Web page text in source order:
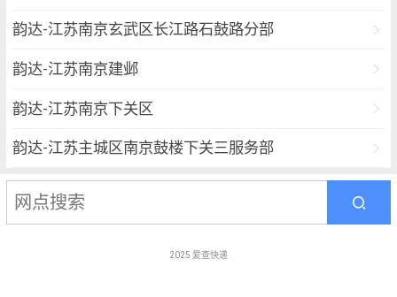
韵达-江苏南京玄武区长江路石鼓路分部
韵达-江苏南京建邺
韵达-江苏南京下关区
韵达-江苏主城区南京鼓楼下关三服务部
宅急送-建邺区
速尔-鼓楼五部
2025 爱查快递